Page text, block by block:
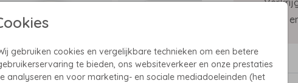
gebruiken cookies en vergelijkbare technieken om een betere
te bieden, ons websiteverkeer en onze prestaties
analyseren en voor marketing- en sociale mediadoeleinden (het
Geen